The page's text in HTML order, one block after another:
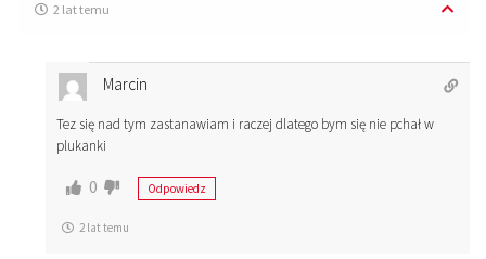
2 lat temu
Marcin
Tez się nad tym zastanawiam i raczej dlatego bym się nie pchał w
plukanki
0 Odpowiedz
2 lat temu